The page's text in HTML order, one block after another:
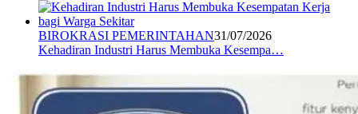
BIROKRASI PEMERINTAHAN31/07/2026
Kehadiran Industri Harus Membuka Kesempa…